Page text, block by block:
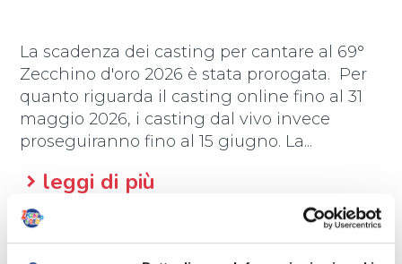
La scadenza dei casting per cantare al 69°
Zecchino d'oro 2026 è stata prorogata. Per
quanto riguarda il casting online fino al 31
maggio 2026, i casting dal vivo invece
proseguiranno fino al 15 giugno. La...
leggi di più